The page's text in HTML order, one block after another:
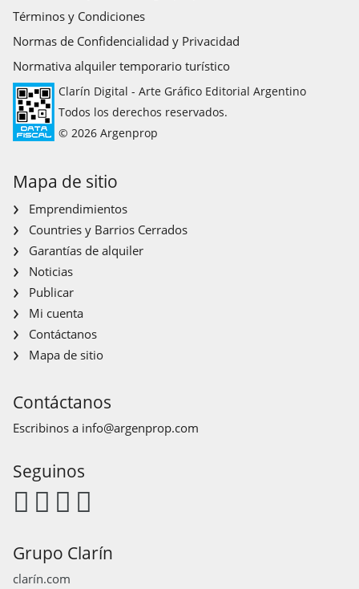
Términos y Condiciones
Normas de Confidencialidad y Privacidad
Normativa alquiler temporario turístico
Clarín Digital - Arte Gráfico Editorial Argentino
Todos los derechos reservados.
© 2026 Argenprop
Mapa de sitio
Emprendimientos
Countries y Barrios Cerrados
Garantías de alquiler
Noticias
Publicar
Mi cuenta
Contáctanos
Mapa de sitio
Contáctanos
Escribinos a info@argenprop.com
Seguinos
Grupo Clarín
clarín.com